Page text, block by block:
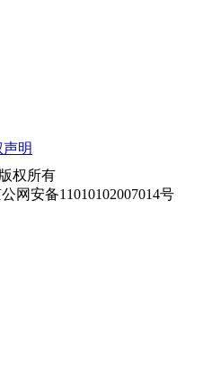
声明
权所有
网安备11010102007014号